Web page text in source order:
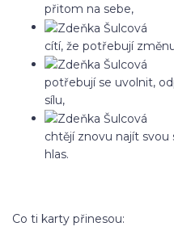
přitom na sebe,
cítí, že potřebují
potřebují se uvolnit,
sílu,
chtějí znovu najít
hlas.
Co ti karty přinesou: